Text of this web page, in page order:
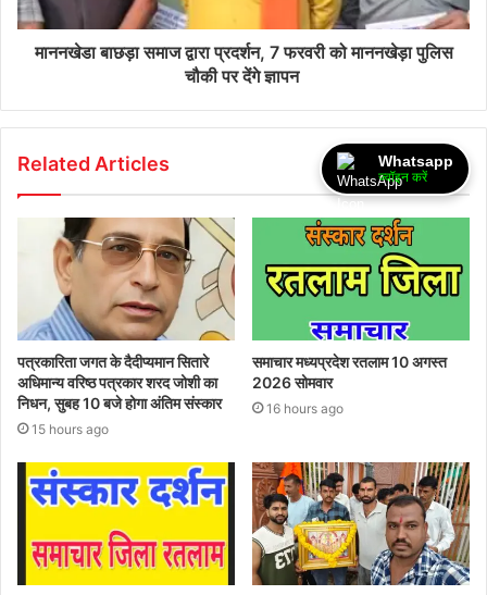
माननखेडा बाछड़ा समाज द्वारा प्रदर्शन, 7 फरवरी को माननखेड़ा पुलिस
चौकी पर देंगे ज्ञापन
Related Articles
पत्रकारिता जगत के दैदीप्यमान सितारे
अधिमान्य वरिष्ठ पत्रकार शरद जोशी का
निधन, सुबह 10 बजे होगा अंतिम संस्कार
15 hours ago
समाचार मध्यप्रदेश रतलाम 10 अगस्त
2026 सोमवार
16 hours ago
Whatsapp
ज्वॉइन करें